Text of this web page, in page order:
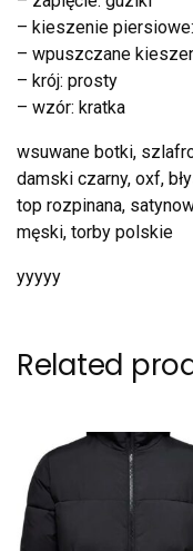
– kieszenie
– wpuszczane
– krój: prosty
– wzór: kratka
wsuwane botki,
damski czarny, oxf,
top rozpinana,
męski, torby polskie
yyyyy
Related